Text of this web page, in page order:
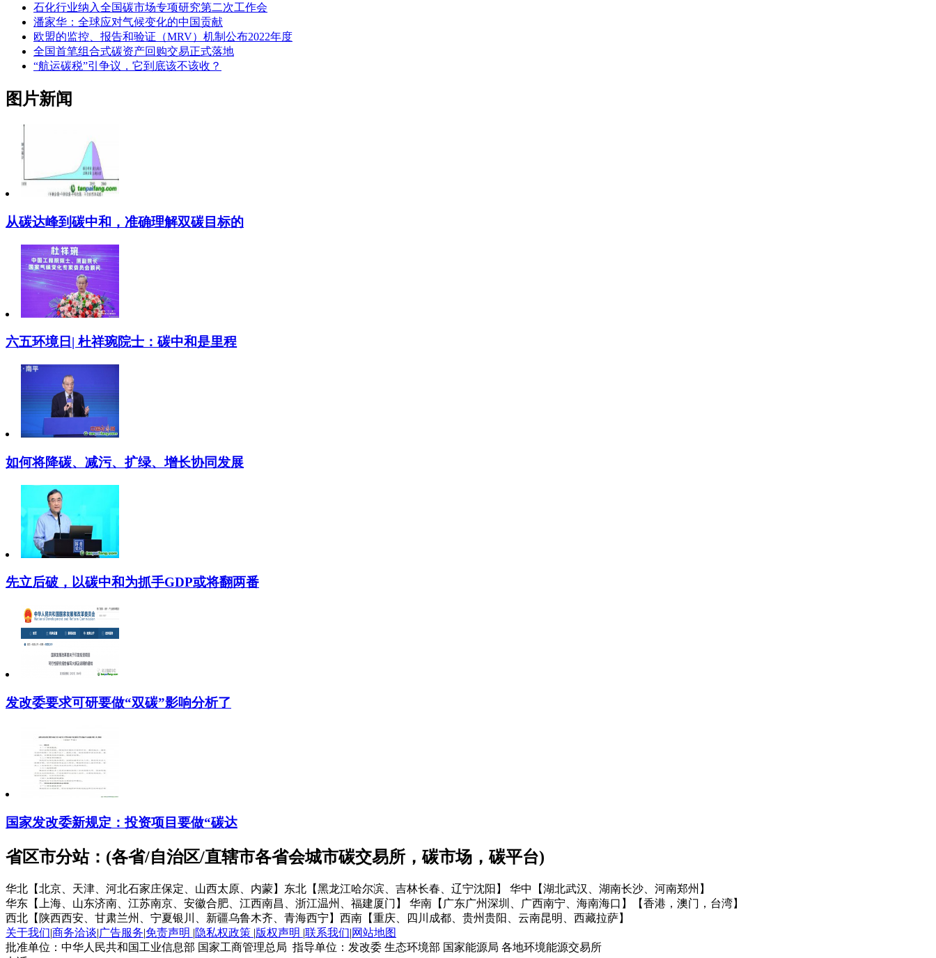
石化行业纳入全国碳市场专项研究第二次工作会
潘家华：全球应对气候变化的中国贡献
欧盟的监控、报告和验证（MRV）机制公布2022年度
全国首笔组合式碳资产回购交易正式落地
“航运碳税”引争议，它到底该不该收？
图片新闻
从碳达峰到碳中和，准确理解双碳目标的
六五环境日| 杜祥琬院士：碳中和是里程
如何将降碳、减污、扩绿、增长协同发展
先立后破，以碳中和为抓手GDP或将翻两番
发改委要求可研要做“双碳”影响分析了
国家发改委新规定：投资项目要做“碳达
省区市分站：(各省/自治区/直辖市各省会城市碳交易所，碳市场，碳平台)
华北【北京、天津、河北石家庄保定、山西太原、内蒙】 东北【黑龙江哈尔滨、吉林长春、辽宁沈阳】
华中【湖北武汉、湖南长沙、河南郑州】
华东【上海、山东济南、江苏南京、安徽合肥、江西南昌、浙江温州、福建厦门】
华南【广东广州深圳、广西南宁、海南海口】
【香港，澳门，台湾】
西北【陕西西安、甘肃兰州、宁夏银川、新疆乌鲁木齐、青海西宁】 西南【重庆、四川成都、贵州贵阳、云南昆明、西藏拉萨】
关于我们|商务洽谈|广告服务|免责声明 |隐私权政策 |版权声明 |联系我们|网站地图
批准单位：中华人民共和国工业信息部 国家工商管理总局 指导单位：发改委 生态环境部 国家能源局 各地环境能源交易所